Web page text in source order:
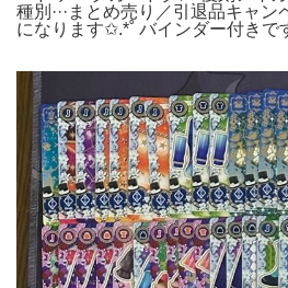
種別···まとめ売り／引退品キャ
になります✩.*˚ バインダー付きで